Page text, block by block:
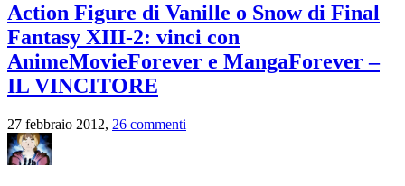
Action Figure di Vanille o Snow di Final
Fantasy XIII-2: vinci con
AnimeMovieForever e MangaForever –
IL VINCITORE
27 febbraio 2012, 26 commenti